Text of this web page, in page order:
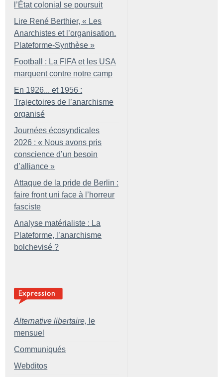
l’État colonial se poursuit
Lire René Berthier, « Les
Anarchistes et l’organisation.
Plateforme-Synthèse »
Football : La FIFA et les USA
marquent contre notre camp
En 1926... et 1956 :
Trajectoires de l’anarchisme
organisé
Journées écosyndicales
2026 : « Nous avons pris
conscience d’un besoin
d’alliance »
Attaque de la pride de Berlin :
faire front uni face à l’horreur
fasciste
Analyse matérialiste : La
Plateforme, l’anarchisme
bolchevisé ?
Alternative libertaire, le
mensuel
Communiqués
Webditos